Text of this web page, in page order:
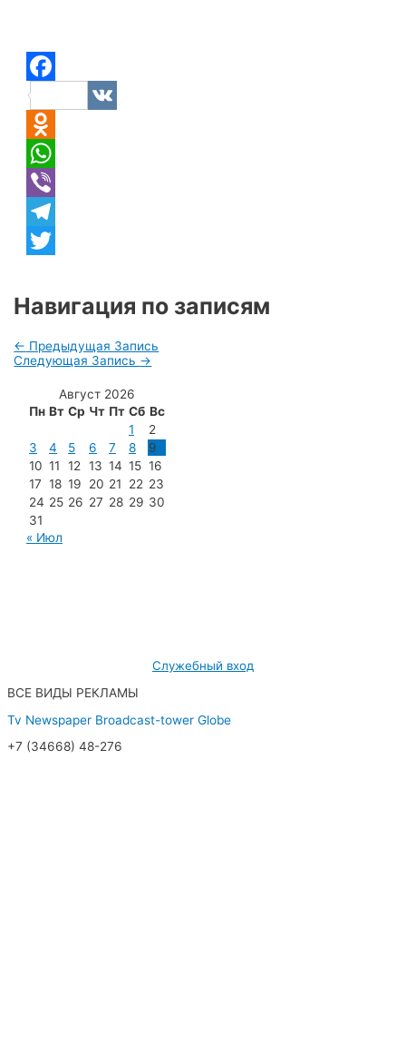
Facebook
VK
Odnoklassniki
WhatsApp
Viber
Telegram
Навигация по записям
← Предыдущая Запись
Следующая Запись →
Август 2026
Пн Вт Ср Чт Пт Сб Вс
1
2
3
4 5 6 7 8
9
10 11 12 13 14 15 16
17 18 19 20 21 22 23
24 25 26 27 28 29 30
31
« Июл
Служебный вход
ВСЕ ВИДЫ РЕКЛАМЫ
Tv Newspaper Broadcast-tower Globe
+7 (34668) 48-276